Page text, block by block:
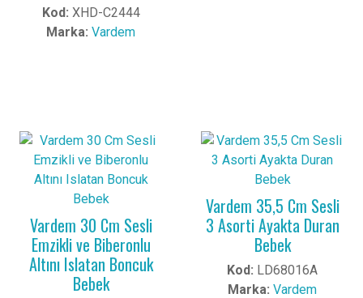
Kod: XHD-C2444
Marka: Vardem
Vardem 30 Cm Sesli
Emzikli ve Biberonlu
Altını Islatan Boncuk
Bebek
Vardem 35,5 Cm Sesli
3 Asorti Ayakta Duran
Bebek
Kod: LD68016A
Marka: Vardem